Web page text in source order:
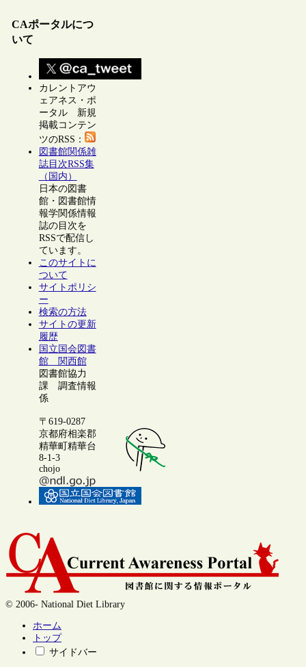
CAポータルにつ
いて
カレントアウ
ェアネス・ポ
ータル 新規
掲載コンテン
ツのRSS：
図書館関係雑
誌目次RSS集
（国内）
日本の図書
館・図書館情
報学関係情報
誌の目次を
RSSで配信し
ています。
このサイトに
ついて
サイトポリシ
ー
検索の方法
サイトの更新
履歴
国立国会図書
館 関西館
図書館協力
課 調査情報
係
〒619-0287
京都府相楽郡
精華町精華台
8-1-3
chojo
© 2006- National Diet Library
ホーム
トップ
サイドバー